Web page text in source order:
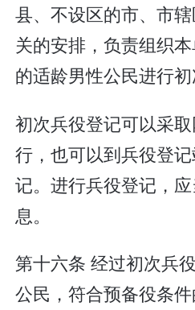
县、不设区的市、市
关的安排，负责组织
的适龄男性公民进行初
初次兵役登记可以采
行，也可以到兵役登
记。进行兵役登记，
息。
第十六条 经过初次兵
公民，符合预备役条件